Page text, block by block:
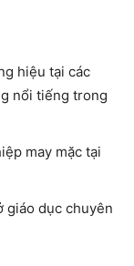
hiệu tại các
nổi tiếng trong
may mặc tại
giáo dục chuyên